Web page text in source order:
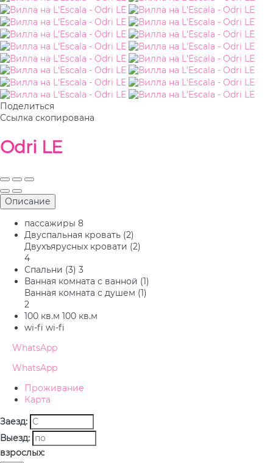
Поделиться
Ссылка скопирована
Odri LE
Описание
пассажиры 8
Двуспальная кровать (2)
Двухъярусных кровати (2)
4
Спальни (3) 3
Ванная комната с ванной (1)
Ванная комната с душем (1)
2
100 кв.м 100 кв.м
wi-fi wi-fi
WhatsApp
WhatsApp
Проживание
Карта
Заезд:
Выезд:
взрослых: